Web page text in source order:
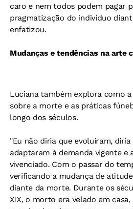
caro e nem todos podem pagar
pragmatização do indivíduo
enfatizou.
Mudanças e tendências na arte
Luciana também explora como a
sobre a morte e as práticas
longo dos séculos.
"Eu não diria que evoluíram,
adaptaram à demanda vigente e
vivenciado. Com o passar do
verificando a mudança de
diante da morte. Durante os
XIX, o morto era velado em